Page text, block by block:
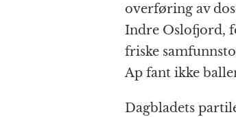
overføring av
Indre Oslofjord,
friske
Ap fant ikke
Dagbladets